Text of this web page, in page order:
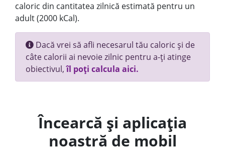
caloric din cantitatea zilnică estimată pentru un
adult (2000 kCal).
Dacă vrei să afli necesarul tău caloric și de
câte calorii ai nevoie zilnic pentru a-ți atinge
obiectivul,îl poți calcula aici.
Încearcă și aplicația
noastră de mobil